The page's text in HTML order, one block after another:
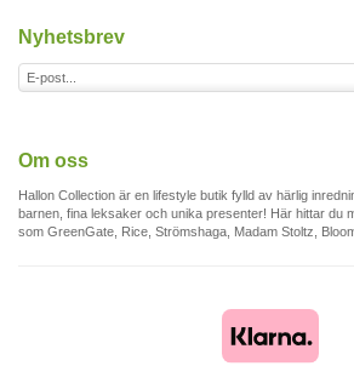
Nyhetsbrev
Om oss
Hallon Collection är en lifestyle butik fylld av härlig
barnen, fina leksaker och unika presenter! Här hittar du
som GreenGate, Rice, Strömshaga, Madam Stoltz,